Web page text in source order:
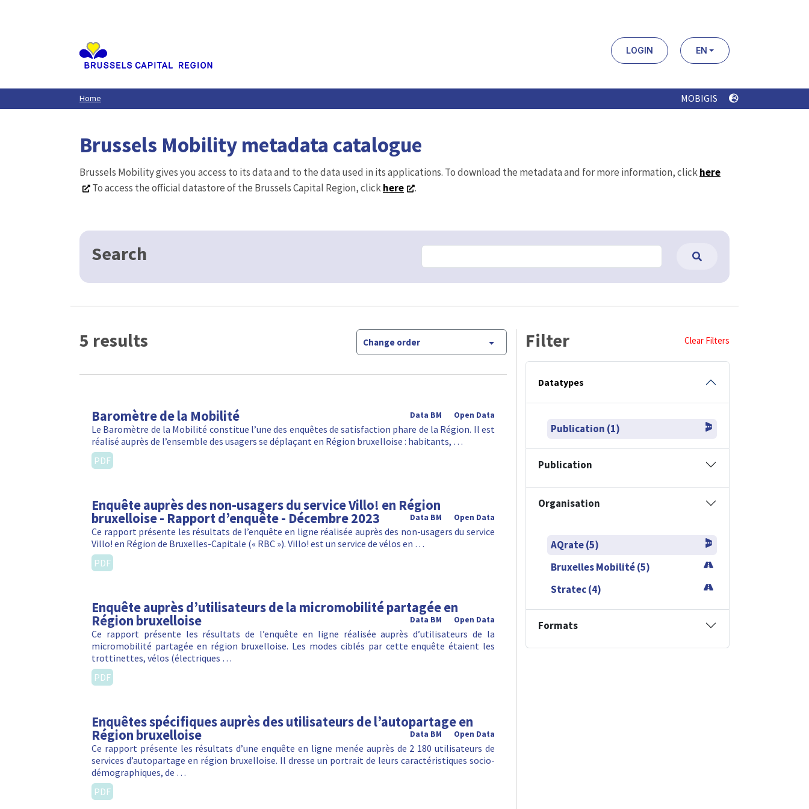
LOGIN EN
Home MOBIGIS
Brussels Mobility metadata catalogue
Brussels Mobility gives you access to its data and to the data used in its applications. To download the metadata and for more information, clickhere
To access the official datastore of the Brussels Capital Region, clickhere .
Search
5 results Change order
Baromètre de la Mobilité Open Data
Data BM
Le Baromètre de la Mobilité constitue l’une des enquêtes de satisfaction phare de la Région. Il est
réalisé auprès de l’ensemble des usagers se déplaçant en Région bruxelloise : habitants, …
PDF
Enquête auprès des non-usagers du service Villo! en Région
bruxelloise - Rapport d’enquête - Décembre 2023 Open Data
Data BM
Ce rapport présente les résultats de l’enquête en ligne réalisée auprès des non-usagers du service
Villo! en Région de Bruxelles-Capitale (« RBC »). Villo! est un service de vélos en …
PDF
Enquête auprès d’utilisateurs de la micromobilité partagée en
Région bruxelloise Open Data
Data BM
Ce rapport présente les résultats de l’enquête en ligne réalisée auprès d’utilisateurs de la
micromobilité partagée en région bruxelloise. Les modes ciblés par cette enquête étaient les
trottinettes, vélos (électriques …
PDF
Enquêtes spécifiques auprès des utilisateurs de l’autopartage en
Région bruxelloise Open Data
Data BM
Ce rapport présente les résultats d’une enquête en ligne menée auprès de 2 180 utilisateurs de
services d’autopartage en région bruxelloise. Il dresse un portrait de leurs caractéristiques socio-
démographiques, de …
PDF
Filter Clear Filters
Datatypes
Publication (1)
Publication
Organisation
AQrate (5)
Bruxelles Mobilité (5)
Stratec (4)
Formats